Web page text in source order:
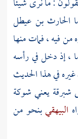
الحارث بن عيطل
فيه ، فمات منها
، إذ دخل في رأسه
في هذا الحديث
شبرقة يعني شوكة
البيهقيبنحو من